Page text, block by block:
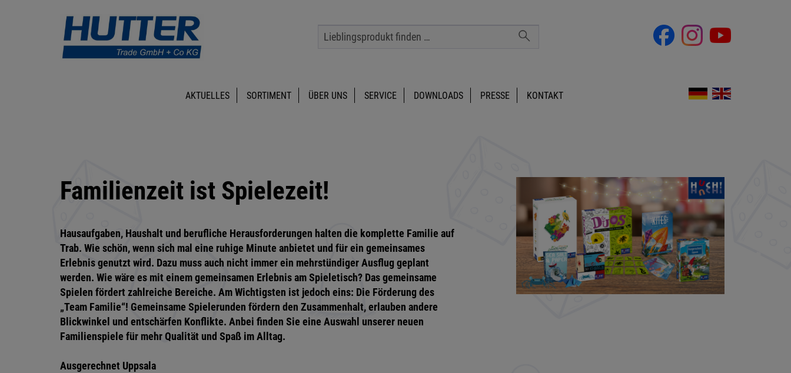
AKTUELLES SORTIMENT ÜBER UNS SERVICE DOWNLOADS PRESSE KONTAKT
Familienzeit ist Spielezeit!
Hausaufgaben, Haushalt und berufliche Herausforderungen halten die komplette Familie auf
Trab. Wie schön, wenn sich mal eine ruhige Minute anbietet und für ein gemeinsames
Erlebnis genutzt wird. Dazu muss auch nicht immer ein mehrstündiger Ausflug geplant
werden. Wie wäre es mit einem gemeinsamen Erlebnis am Spieletisch? Das gemeinsame
Spielen fördert zahlreiche Bereiche. Am Wichtigsten ist jedoch eins: Die Förderung des
„Team Familie“! Gemeinsame Spielerunden fördern den Zusammenhalt, erlauben andere
Blickwinkel und entschärfen Konflikte. Anbei finden Sie eine Auswahl unserer neuen
Familienspiele für mehr Qualität und Spaß im Alltag.
Ausgerechnet Uppsala